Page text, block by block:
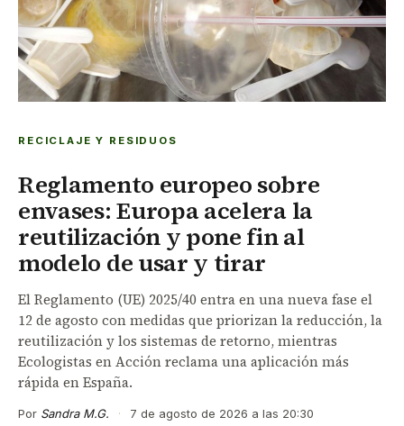
RECICLAJE Y RESIDUOS
Reglamento europeo sobre
envases: Europa acelera la
reutilización y pone fin al
modelo de usar y tirar
El Reglamento (UE) 2025/40 entra en una nueva fase el
12 de agosto con medidas que priorizan la reducción, la
reutilización y los sistemas de retorno, mientras
Ecologistas en Acción reclama una aplicación más
rápida en España.
Por Sandra M.G. · 7 de agosto de 2026 a las 20:30